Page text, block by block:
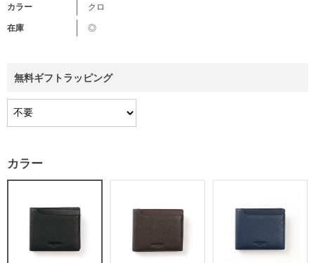
カラー
クロ
在庫
◎
無料ギフトラッピング
カラー